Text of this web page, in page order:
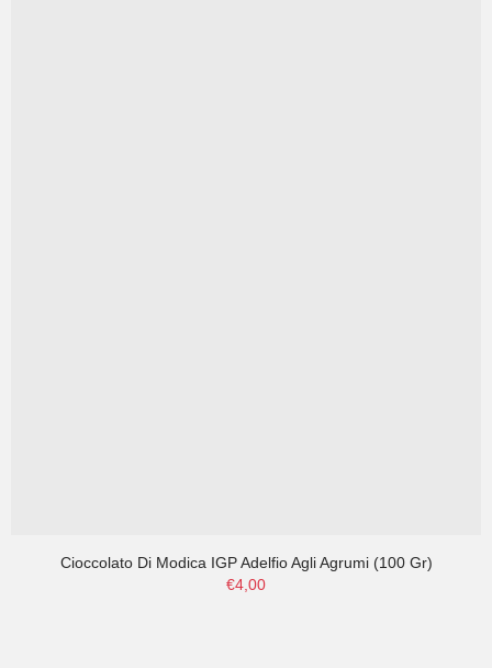
Cioccolato Di Modica IGP Adelfio Agli Agrumi (100 Gr)
€4,00